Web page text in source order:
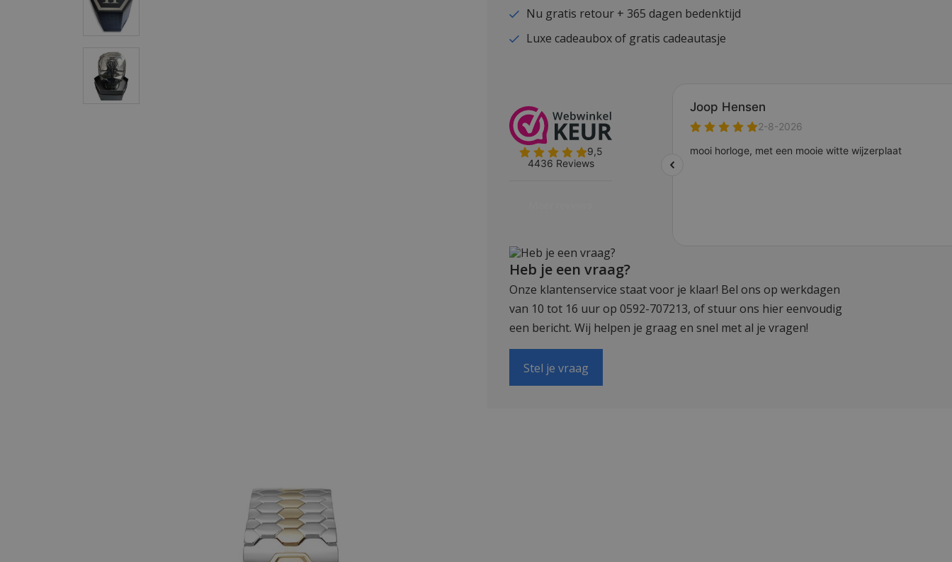
Nu gratis retour + 365 dagen bedenktijd
Luxe cadeaubox of gratis cadeautasje
Heb je een vraag?
Onze klantenservice staat voor je klaar! Bel ons op werkdagen
van 10 tot 16 uur op 0592-707213, of stuur ons hier eenvoudig
een bericht. Wij helpen je graag en snel met al je vragen!
Stel je vraag